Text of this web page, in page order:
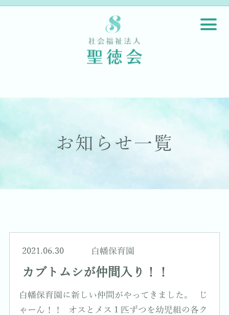
お知らせ一覧
2021.06.30 白幡保育園
カブトムシが仲間入り！！
白幡保育園に新しい仲間がやってきました。 じ
ゃーん！！ オスとメス１匹ずつを幼児組の各ク